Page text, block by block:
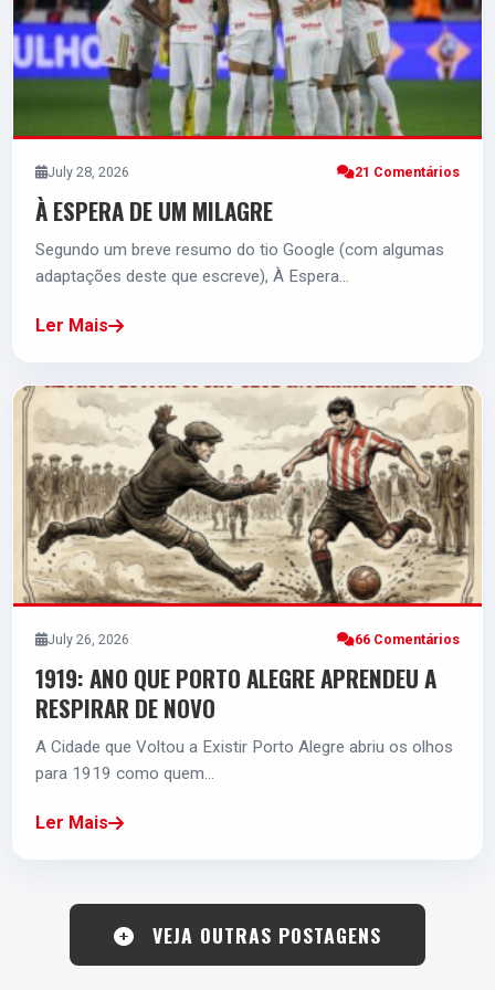
Alerrandro
4.3
4.3
12 VOTOS
July 28, 2026 21 Comentários
À ESPERA DE UM MILAGRE
Segundo um breve resumo do tio Google (com algumas
adaptações deste que escreve), À Espera…
Ler Mais
July 26, 2026 66 Comentários
1919: ANO QUE PORTO ALEGRE APRENDEU A
RESPIRAR DE NOVO
A Cidade que Voltou a Existir Porto Alegre abriu os olhos
para 1919 como quem…
Ler Mais
VEJA OUTRAS POSTAGENS